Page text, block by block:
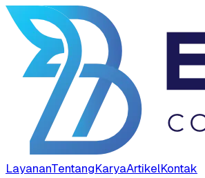
LayananTentangKaryaArtikelKontak